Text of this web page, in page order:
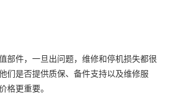
部件，一旦出问题，维修和停机损失都很
们是否提供质保、备件支持以及维修服
格更重要。